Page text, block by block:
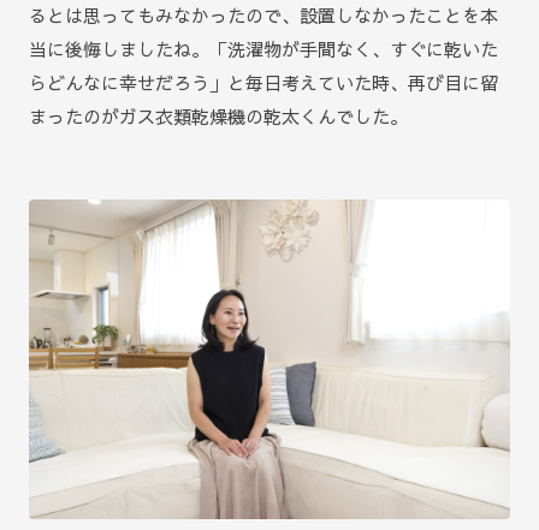
るとは思ってもみなかったので、設置しなかったことを本
当に後悔しましたね。「洗濯物が手間なく、すぐに乾いた
らどんなに幸せだろう」と毎日考えていた時、再び目に留
まったのがガス衣類乾燥機の乾太くんでした。